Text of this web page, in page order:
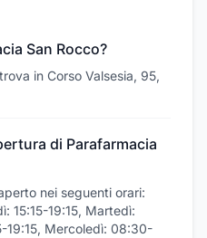
San Rocco?
in Corso Valsesia, 95,
di Parafarmacia
nei seguenti orari:
15:15-19:15, Martedì:
19:15, Mercoledì: 08:30-